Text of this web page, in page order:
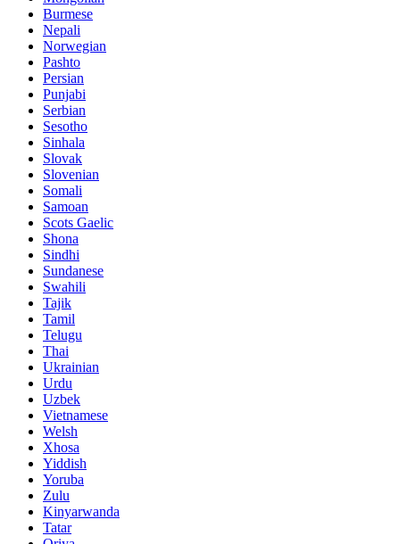
Burmese
Nepali
Norwegian
Pashto
Persian
Punjabi
Serbian
Sesotho
Sinhala
Slovak
Slovenian
Somali
Samoan
Scots Gaelic
Shona
Sindhi
Sundanese
Swahili
Tajik
Tamil
Telugu
Thai
Ukrainian
Urdu
Uzbek
Vietnamese
Welsh
Xhosa
Yiddish
Yoruba
Zulu
Kinyarwanda
Tatar